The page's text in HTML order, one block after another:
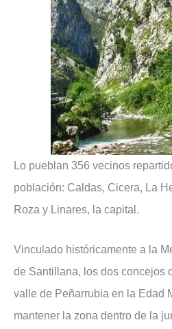
Lo pueblan 356 vecinos
población: Caldas, Cicera, La
Roza y Linares, la capital.
Vinculado históricamente a la
de Santillana, los dos concejos
valle de Peñarrubia en la Edad
mantener la zona dentro de la